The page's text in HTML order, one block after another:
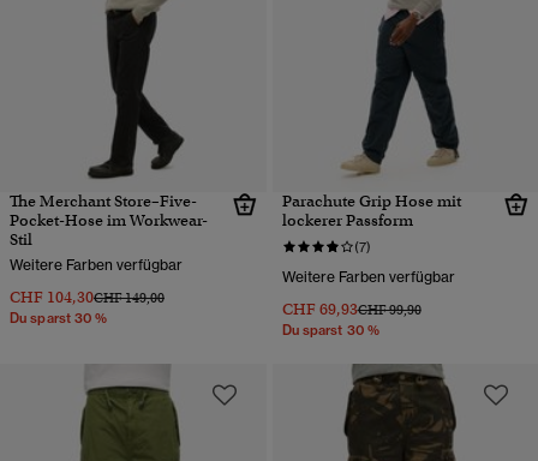
The Merchant Store–Five-
Pocket-Hose im Workwear-
Stil
Weitere Farben verfügbar
CHF 104,30Preis wurde reduziert von
CHF 149,00bis
Du sparst 30 %
Parachute Grip Hose mit
lockerer Passform
(7)
Weitere Farben verfügbar
CHF 69,93Preis wurde reduziert von
CHF 99,90bis
Du sparst 30 %